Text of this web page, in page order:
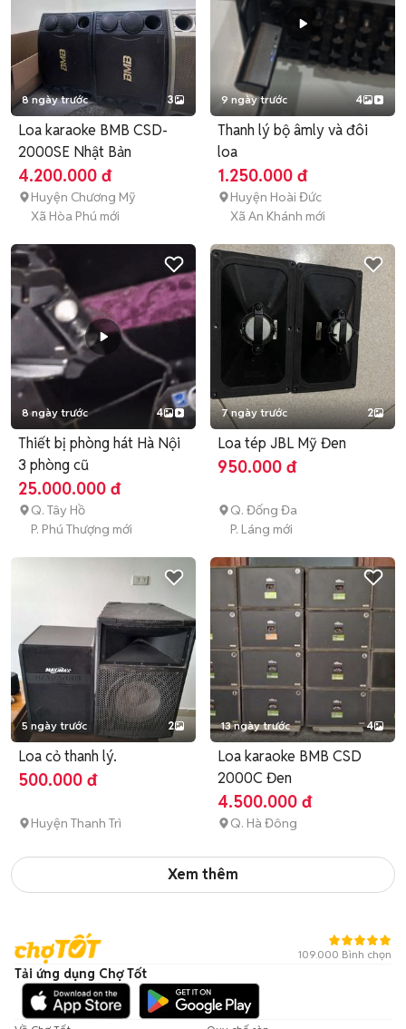
8 ngày trước 3
Loa karaoke BMB CSD-
2000SE Nhật Bản
4.200.000 đ
Huyện Chương Mỹ
Xã Hòa Phú mới
9 ngày trước 4
Thanh lý bộ âmly và đôi
loa
1.250.000 đ
Huyện Hoài Đức
Xã An Khánh mới
8 ngày trước 4
Thiết bị phòng hát Hà Nội
3 phòng cũ
25.000.000 đ
Q. Tây Hồ
P. Phú Thượng mới
7 ngày trước 2
Loa tép JBL Mỹ Đen
950.000 đ
Q. Đống Đa
P. Láng mới
5 ngày trước 2
Loa cỏ thanh lý.
500.000 đ
Huyện Thanh Trì
13 ngày trước 4
Loa karaoke BMB CSD
2000C Đen
4.500.000 đ
Q. Hà Đông
Xem thêm
109.000 Bình chọn
Tải ứng dụng Chợ Tốt